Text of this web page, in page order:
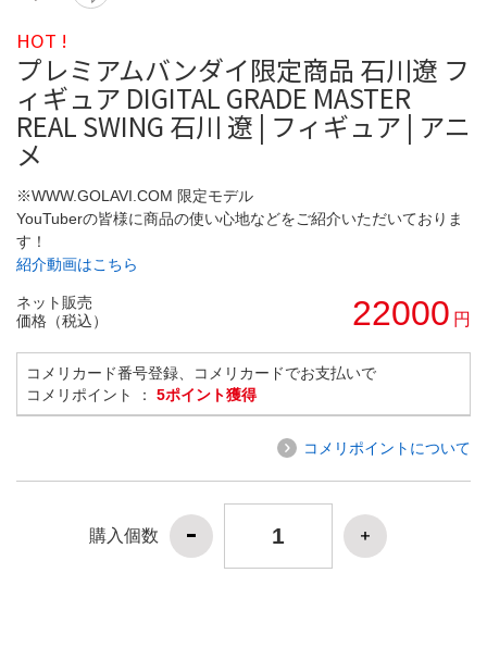
HOT !
プレミアムバンダイ限定商品 石川遼 フ
ィギュア DIGITAL GRADE MASTER
REAL SWING 石川 遼 | フィギュア | アニ
メ
※WWW.GOLAVI.COM 限定モデル
YouTuberの皆様に商品の使い心地などをご紹介いただいておりま
す！
紹介動画はこちら
ネット販売
価格（税込）
22000 円
コメリカード番号登録、コメリカードでお支払いで
コメリポイント ： 5ポイント獲得
コメリポイントについて
購入個数